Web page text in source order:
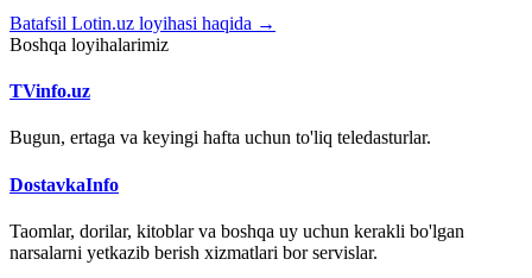
Batafsil Lotin.uz loyihasi haqida →
Boshqa loyihalarimiz
TVinfo.uz
Bugun, ertaga va keyingi hafta uchun to'liq teledasturlar.
DostavkaInfo
Taomlar, dorilar, kitoblar va boshqa uy uchun kerakli bo'lgan
narsalarni yetkazib berish xizmatlari bor servislar.